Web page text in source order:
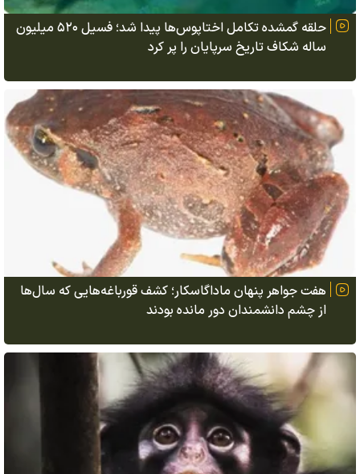
حلقه گمشده تکامل اختاپوس‌ها پیدا شد؛ فسیل ۵۲۰ میلیون
ساله شکاف تاریخ سرپایان را پر کرد
هفت جواهر پنهان ماداگاسکار؛ کشف قورباغه‌هایی که سال‌ها
از چشم دانشمندان دور مانده بودند